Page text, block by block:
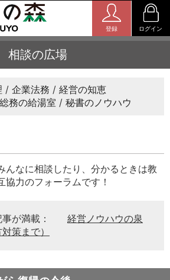
登録 ログイン
相談の広場
企業法務
経営の知恵
総務の給湯室 秘書のノウハウ
んなに相談したり、分かるときは教
協力のフォーラムです！
が満載：
経営ノウハウの泉
策まで）